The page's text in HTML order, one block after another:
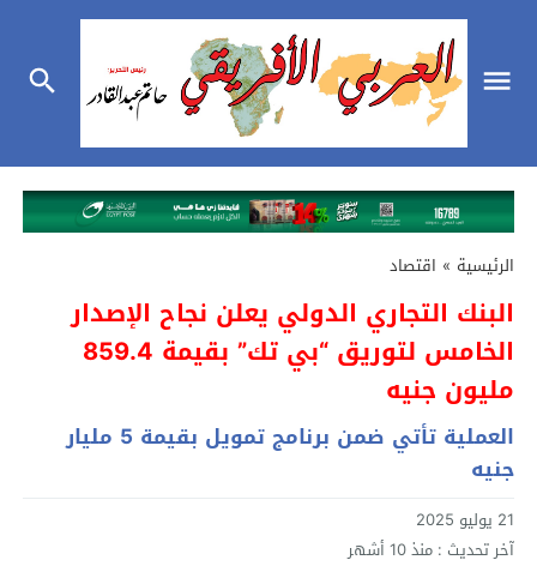
الرئيسية » اقتصاد
البنك التجاري الدولي يعلن نجاح الإصدار
الخامس لتوريق “بي تك” بقيمة 859.4
مليون جنيه
العملية تأتي ضمن برنامج تمويل بقيمة 5 مليار
جنيه
21 يوليو 2025
آخر تحديث : منذ 10 أشهر